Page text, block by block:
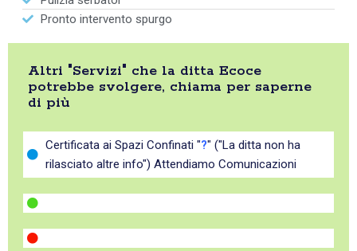
Pronto intervento spurgo
Altri "Servizi" che la ditta Ecoce
potrebbe svolgere, chiama per saperne
di più
Certificata ai Spazi Confinati "?" ("La ditta non ha
rilasciato altre info") Attendiamo Comunicazioni